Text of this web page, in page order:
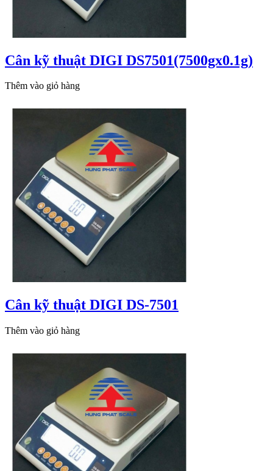
Cân kỹ thuật DIGI DS7501(7500gx0.1g)
Thêm vào giỏ hàng
Cân kỹ thuật DIGI DS-7501
Thêm vào giỏ hàng